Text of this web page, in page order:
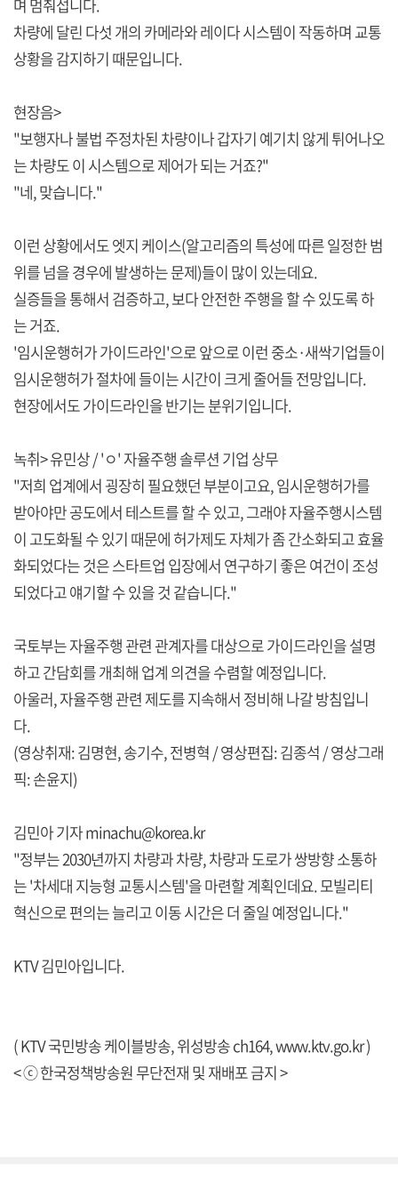
며 멈춰섭니다.
차량에 달린 다섯 개의 카메라와 레이다 시스템이 작동하며 교통
상황을 감지하기 때문입니다.
현장음>
"보행자나 불법 주정차된 차량이나 갑자기 예기치 않게 튀어나오
는 차량도 이 시스템으로 제어가 되는 거죠?"
"네, 맞습니다."
이런 상황에서도 엣지 케이스(알고리즘의 특성에 따른 일정한 범
위를 넘을 경우에 발생하는 문제)들이 많이 있는데요.
실증들을 통해서 검증하고, 보다 안전한 주행을 할 수 있도록 하
는 거죠.
'임시운행허가 가이드라인'으로 앞으로 이런 중소·새싹기업들이
임시운행허가 절차에 들이는 시간이 크게 줄어들 전망입니다.
현장에서도 가이드라인을 반기는 분위기입니다.
녹취> 유민상 / 'ㅇ' 자율주행 솔루션 기업 상무
"저희 업계에서 굉장히 필요했던 부분이고요, 임시운행허가를
받아야만 공도에서 테스트를 할 수 있고, 그래야 자율주행시스템
이 고도화될 수 있기 때문에 허가제도 자체가 좀 간소화되고 효율
화되었다는 것은 스타트업 입장에서 연구하기 좋은 여건이 조성
되었다고 얘기할 수 있을 것 같습니다."
국토부는 자율주행 관련 관계자를 대상으로 가이드라인을 설명
하고 간담회를 개최해 업계 의견을 수렴할 예정입니다.
아울러, 자율주행 관련 제도를 지속해서 정비해 나갈 방침입니
다.
(영상취재: 김명현, 송기수, 전병혁 / 영상편집: 김종석 / 영상그래
픽: 손윤지)
김민아 기자 minachu@korea.kr
"정부는 2030년까지 차량과 차량, 차량과 도로가 쌍방향 소통하
는 '차세대 지능형 교통시스템'을 마련할 계획인데요. 모빌리티
혁신으로 편의는 늘리고 이동 시간은 더 줄일 예정입니다."
KTV 김민아입니다.
( KTV 국민방송 케이블방송, 위성방송 ch164,www.ktv.go.kr)
< ⓒ 한국정책방송원 무단전재 및 재배포 금지 >